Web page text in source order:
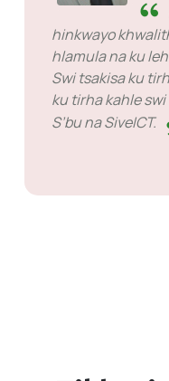
hinkwayo
hlamula na ku
Swi tsakisa ku
ku tirha kahle
S’bu na SiveICT.